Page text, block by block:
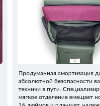
Продуманная амортизация
абсолютной безопасности
техники в пути.
мягкое отделение вмещает